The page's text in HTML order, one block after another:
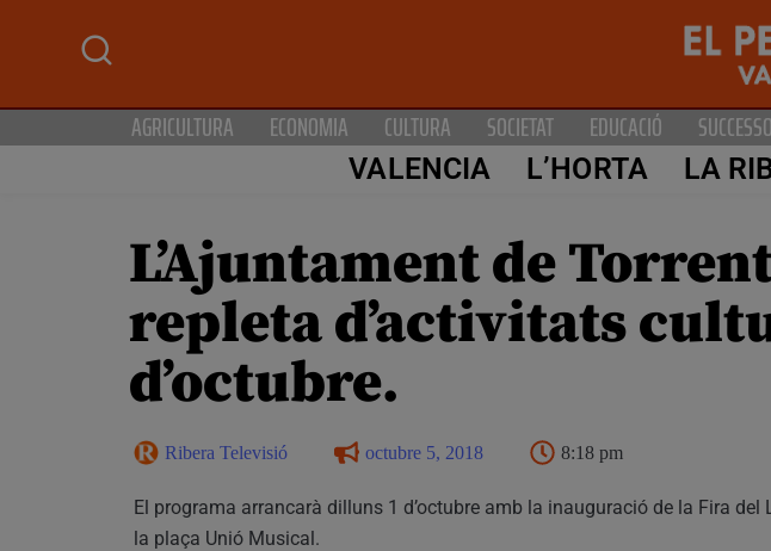
AGRICULTURA ECONOMIA CULTURA SOCIETAT EDUCACIÓ
VALENCIA L’HORTA LA
L’Ajuntament de
repleta d’activitats
d’octubre.
Ribera Televisió octubre 5, 2018 8:18 pm
El programa arrancarà dilluns 1 d’octubre amb la inauguració de la Fira del
la plaça Unió Musical.